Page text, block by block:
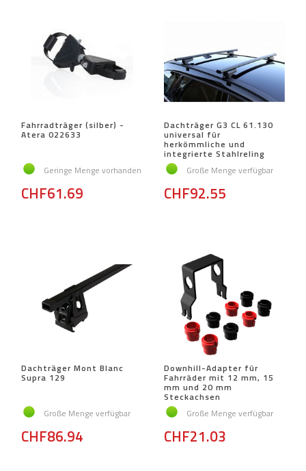
Fahrradträger (silber) -
Atera 022633
Geringe Menge vorhanden
CHF61.69
Dachträger G3 CL 61.130
universal für
herkömmliche und
integrierte Stahlreling
Große Menge verfügbar
CHF92.55
Dachträger Mont Blanc
Supra 129
Große Menge verfügbar
CHF86.94
Downhill-Adapter für
Fahrräder mit 12 mm, 15
mm und 20 mm
Steckachsen
Große Menge verfügbar
CHF21.03